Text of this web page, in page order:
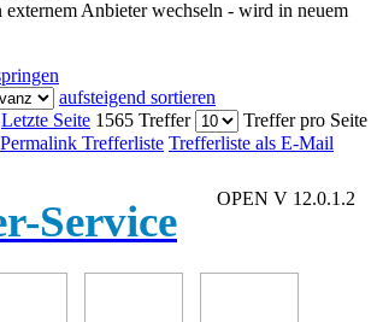
Anbieter wechseln - wird in neuem
aufsteigend sortieren
Letzte Seite 1565 Treffer
Treffer pro Seite
Permalink Trefferliste Trefferliste als E-Mail
OPEN V 12.0.1.2
Service